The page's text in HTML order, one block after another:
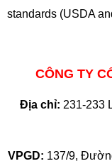
standards (USDA
CÔNG TY
Địa chỉ: 231-233
VPGD: 137/9,